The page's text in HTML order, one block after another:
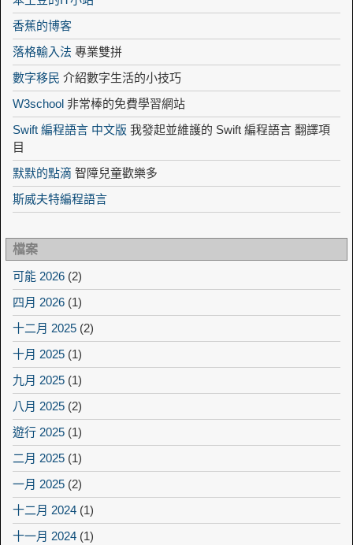
香蕉的博客
落格輸入法 專業雙拼
數字移民 介紹數字生活的小技巧
W3school 非常棒的免費學習網站
Swift 編程語言 中文版 我發起並維護的 Swift 編程語言 翻譯項
目
默默的點滴 智障兒童歡樂多
斯威夫特編程語言
檔案
可能 2026 (2)
四月 2026 (1)
十二月 2025 (2)
十月 2025 (1)
九月 2025 (1)
八月 2025 (2)
遊行 2025 (1)
二月 2025 (1)
一月 2025 (2)
十二月 2024 (1)
十一月 2024 (1)